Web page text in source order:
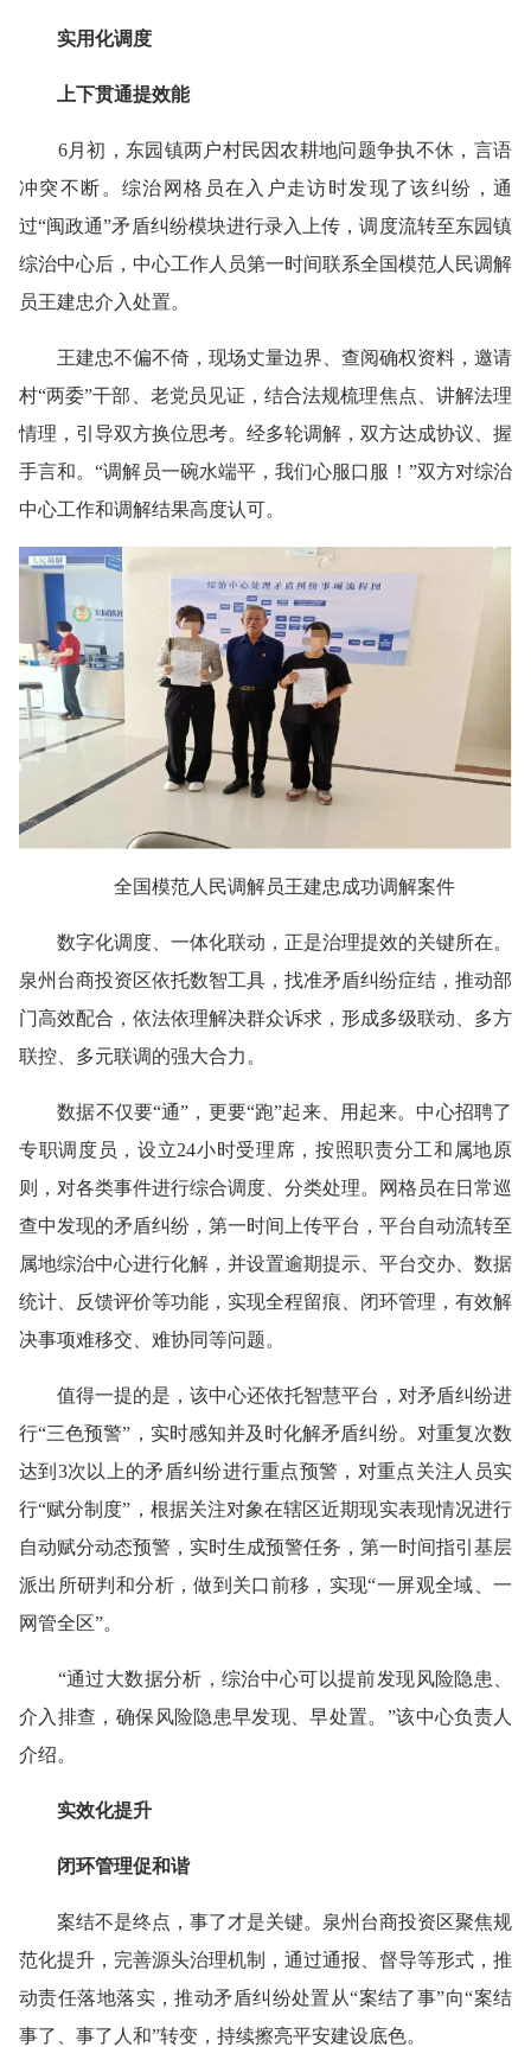
实用化调度
上下贯通提效能
6月初，东园镇两户村民因农耕地问题争执不休，言语
冲突不断。综治网格员在入户走访时发现了该纠纷，通
过“闽政通”矛盾纠纷模块进行录入上传，调度流转至东园镇
综治中心后，中心工作人员第一时间联系全国模范人民调解
员王建忠介入处置。
王建忠不偏不倚，现场丈量边界、查阅确权资料，邀请
村“两委”干部、老党员见证，结合法规梳理焦点、讲解法理
情理，引导双方换位思考。经多轮调解，双方达成协议、握
手言和。“调解员一碗水端平，我们心服口服！”双方对综治
中心工作和调解结果高度认可。
全国模范人民调解员王建忠成功调解案件
数字化调度、一体化联动，正是治理提效的关键所在。
泉州台商投资区依托数智工具，找准矛盾纠纷症结，推动部
门高效配合，依法依理解决群众诉求，形成多级联动、多方
联控、多元联调的强大合力。
数据不仅要“通”，更要“跑”起来、用起来。中心招聘了
专职调度员，设立24小时受理席，按照职责分工和属地原
则，对各类事件进行综合调度、分类处理。网格员在日常巡
查中发现的矛盾纠纷，第一时间上传平台，平台自动流转至
属地综治中心进行化解，并设置逾期提示、平台交办、数据
统计、反馈评价等功能，实现全程留痕、闭环管理，有效解
决事项难移交、难协同等问题。
值得一提的是，该中心还依托智慧平台，对矛盾纠纷进
行“三色预警”，实时感知并及时化解矛盾纠纷。对重复次数
达到3次以上的矛盾纠纷进行重点预警，对重点关注人员实
行“赋分制度”，根据关注对象在辖区近期现实表现情况进行
自动赋分动态预警，实时生成预警任务，第一时间指引基层
派出所研判和分析，做到关口前移，实现“一屏观全域、一
网管全区”。
“通过大数据分析，综治中心可以提前发现风险隐患、
介入排查，确保风险隐患早发现、早处置。”该中心负责人
介绍。
实效化提升
闭环管理促和谐
案结不是终点，事了才是关键。泉州台商投资区聚焦规
范化提升，完善源头治理机制，通过通报、督导等形式，推
动责任落地落实，推动矛盾纠纷处置从“案结了事”向“案结
事了、事了人和”转变，持续擦亮平安建设底色。